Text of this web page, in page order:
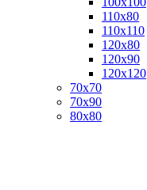
110х80
110х110
120х80
120х90
120х120
70х70
70х90
80х80